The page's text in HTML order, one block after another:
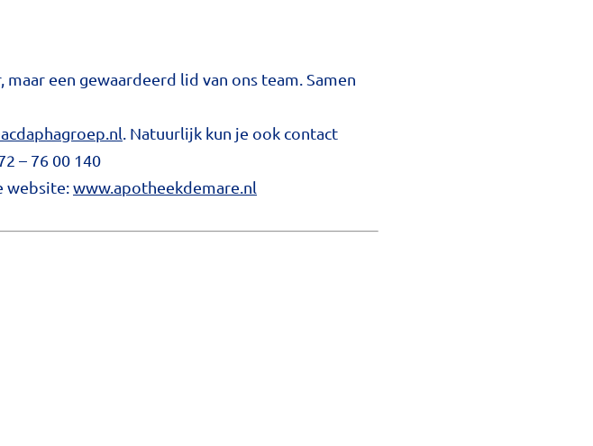
een gewaardeerd lid van ons team. Samen
. Natuurlijk kun je ook contact
– 76 00 140
website:www.apotheekdemare.nl